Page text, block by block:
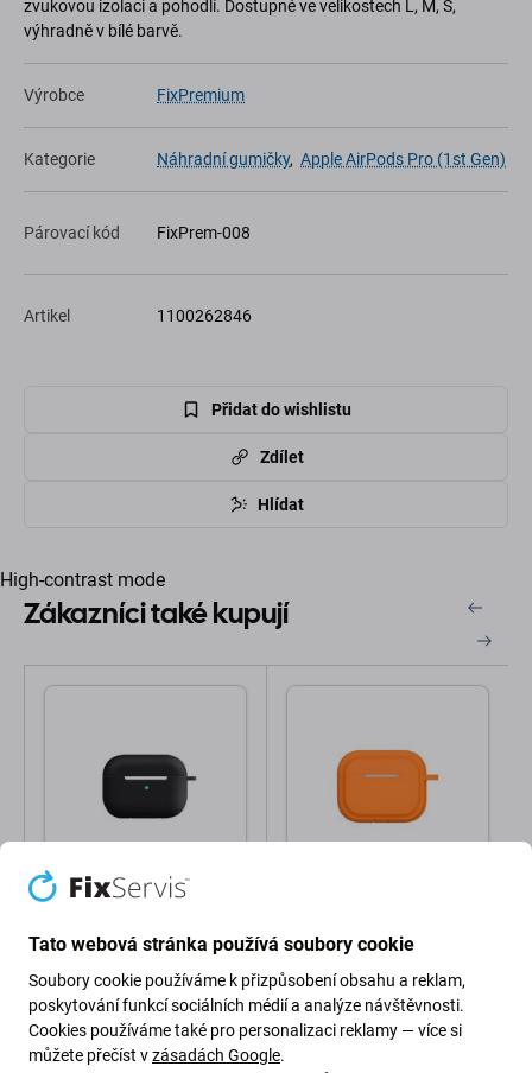
zvukovou izolaci a pohodlí. Dostupné ve velikostech L, M, S,
výhradně v bílé barvě.
Výrobce FixPremium
Kategorie Náhradní gumičky, Apple AirPods Pro (1st Gen)
Párovací kód FixPrem-008
Artikel 1100262846
Přidat do wishlistu
Zdílet
Hlídat
High-contrast mode
Zákazníci také kupují
FixPremium
AirPods Pro, černé
127 Kč
SKLADEM 5 ks
AirPods Pro, oranžové
127 Kč
SKLADEM 4 ks
Tato webová stránka používá soubory cookie
Soubory cookie používáme k přizpůsobení obsahu a reklam,
poskytování funkcí sociálních médií a analýze návštěvnosti.
Cookies používáme také pro personalizaci reklamy — více si
můžete přečíst vzásadách Google.